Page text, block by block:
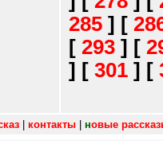
285 ] [
[ 293 ] [
] [ 301 ] [
контакты новые